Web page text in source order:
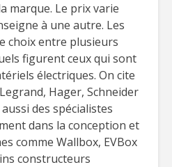
marque. Le prix varie
à une autre. Les
choix entre plusieurs
figurent ceux qui sont
électriques. On cite
Hager, Schneider
des spécialistes
dans la conception et
comme Wallbox, EVBox
constructeurs